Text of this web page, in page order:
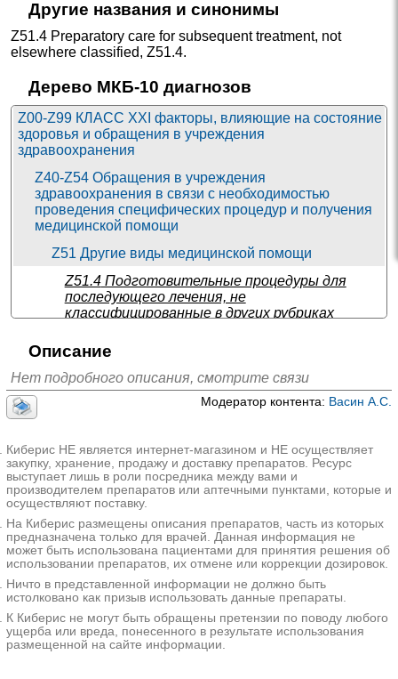
Другие названия и синонимы
Z51.4 Preparatory care for subsequent treatment, not
elsewhere classified,Z51.4.
Дерево МКБ-10 диагнозов
Z00-Z99 КЛАСС XXI факторы, влияющие на состояние
здоровья и обращения в учреждения
здравоохранения
Z40-Z54 Обращения в учреждения
здравоохранения в связи с необходимостью
проведения специфических процедур и получения
медицинской помощи
Z51 Другие виды медицинской помощи
Z51.4Подготовительные процедуры для
последующего лечения, не
классифицированные в других рубриках
Z51.0 Курс радиотерапии
Z51.1 Химиотерапия по поводу
новообразования
Z51.3 Переливание крови без уточненного
диагноза
Z51.8 Другая уточненная медицинская помощь
Описание
Нет подробного описания, смотрите связи
Модератор контента: Васин А.С.
Киберис НЕ является интернет-магазином и НЕ осуществляет
закупку, хранение, продажу и доставку препаратов. Ресурс
выступает лишь в роли посредника между вами и
производителем препаратов или аптечными пунктами, которые и
осуществляют поставку.
На Киберис размещены описания препаратов, часть из которых
предназначена только для врачей. Данная информация не
может быть использована пациентами для принятия решения об
использовании препаратов, их отмене или коррекции дозировок.
Ничто в представленной информации не должно быть
истолковано как призыв использовать данные препараты.
К Киберис не могут быть обращены претензии по поводу любого
ущерба или вреда, понесенного в результате использования
размещенной на сайте информации.